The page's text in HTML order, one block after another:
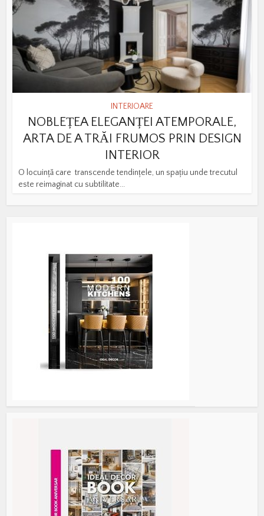
INTERIOARE
NOBLEȚEA ELEGANȚEI ATEMPORALE,
ARTA DE A TRĂI FRUMOS PRIN DESIGN
INTERIOR
O locuință care transcende tendințele, un spațiu unde trecutul
este reimaginat cu subtilitate...